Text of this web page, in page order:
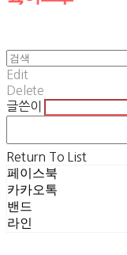
Edit
Delete
글쓴이
Return To List
페이스북
카카오톡
밴드
라인